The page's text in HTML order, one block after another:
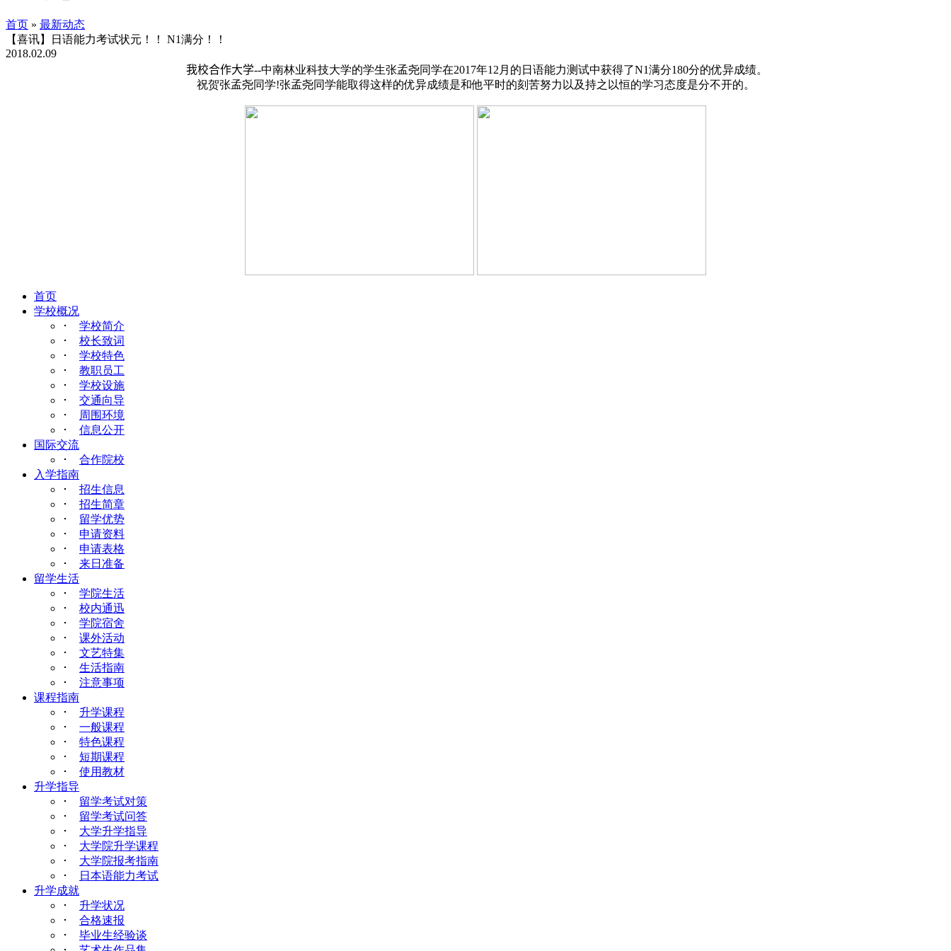
首页 » 最新动态
【喜讯】日语能力考试状元！！ N1满分！！
2018.02.09
我校合作大学--中南林业科技大学的学生张孟尧同学在2017年12月的日语能力测试中获得了N1满分180分的优异成绩。
祝贺张孟尧同学!张孟尧同学能取得这样的优异成绩是和他平时的刻苦努力以及持之以恒的学习态度是分不开的。
首页
学校概况
･ 学校简介
･ 校长致词
･ 学校特色
･ 教职员工
･ 学校设施
･ 交通向导
･
周围环境
･ 信息公开
国际交流
･ 合作院校
入学指南
･ 招生信息
･ 招生简章
･ 留学优势
･ 申请资料
･ 申请表格
･ 来日准备
留学生活
･ 学院生活
･ 校内通迅
･ 学院宿舍
･ 课外活动
･ 文艺特集
･ 生活指南
･ 注意事项
课程指南
･ 升学课程
･ 一般课程
･ 特色课程
･ 短期课程
･ 使用教材
升学指导
･ 留学考试对策
･ 留学考试问答
･ 大学升学指导
･ 大学院升学课程
･ 大学院报考指南
･
日本语能力考试
升学成就
･ 升学状况
･ 合格速报
･ 毕业生经验谈